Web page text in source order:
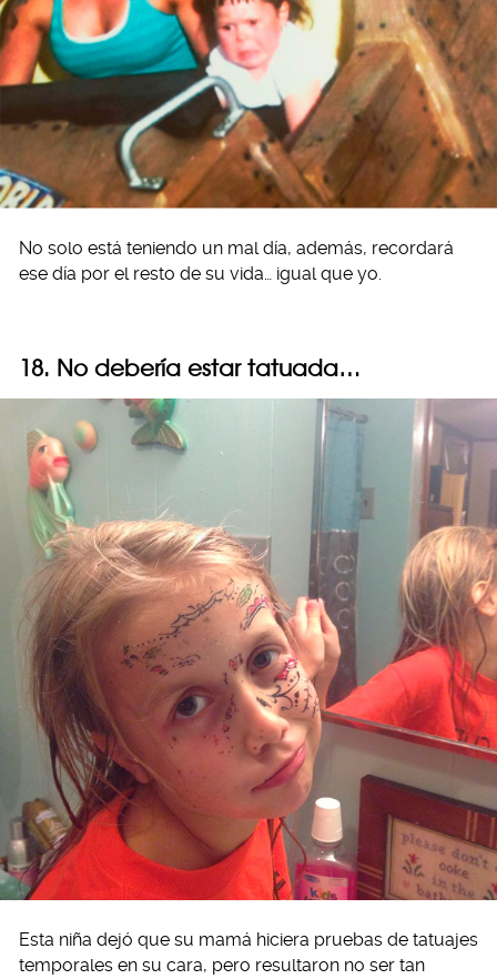
No solo está teniendo un mal día, además, recordará
ese día por el resto de su vida… igual que yo.
18. No debería estar tatuada…
Esta niña dejó que su mamá hiciera pruebas de tatuajes
temporales en su cara, pero resultaron no ser tan